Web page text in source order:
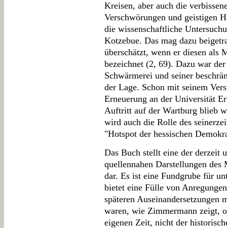
Kreisen, aber auch die
Verschwörungen und geistigen
die wissenschaftliche
Kotzebue. Das mag dazu
überschätzt, wenn er diesen als
bezeichnet (2, 69). Dazu war
Schwärmerei und seiner
der Lage. Schon mit seinem
Erneuerung an der Universität
Auftritt auf der Wartburg blieb
wird auch die Rolle des
"Hotspot der hessischen
Das Buch stellt eine der derzeit
quellennahen Darstellungen
dar. Es ist eine Fundgrube für
bietet eine Fülle von
späteren
waren, wie Zimmermann zeigt,
eigenen Zeit, nicht der